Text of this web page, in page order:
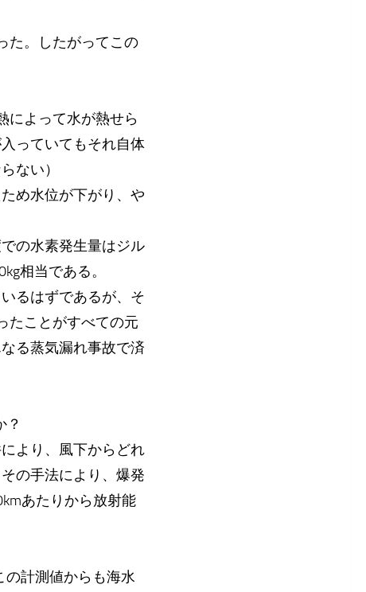
た。したがってこの
によって水が熱せら
っていてもそれ自体
ない）
め水位が下がり、や
の水素発生量はジル
相当である。
るはずであるが、そ
たことがすべての元
る蒸気漏れ事故で済
？
より、風下からどれ
の手法により、爆発
あたりから放射能
計測値からも海水